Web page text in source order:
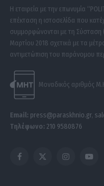
Η εταιρεία με την επωνυμία
επέκταση η ιστοσελίδα που
συμμορφώνονται με τη Σύσταση
Μαρτίου 2018 σχετικά με τα
αντιμετώπιση του παράνομου
Μοναδικός αριθμός
Email: press@paraskhnio.gr,
Τηλέφωνο: 210 9580876
Facebook
X
Instagram